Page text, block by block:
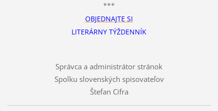
***
OBJEDNAJTE SI
LITERÁRNY TÝŽDENNÍK
Správca a administrátor stránok
Spolku slovenských spisovateľov
Štefan Cifra